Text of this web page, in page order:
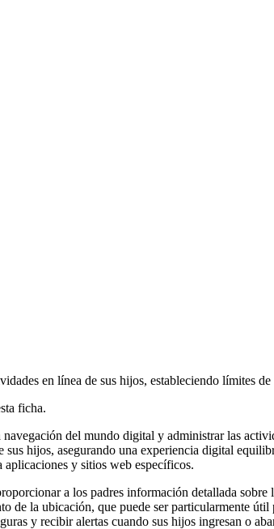
en línea de sus hijos, estableciendo límites
ficha.
del mundo digital y administrar las
hijos, asegurando una experiencia digital
y sitios web específicos.
a los padres información detallada
la ubicación, que puede ser particularmente
y recibir alertas cuando sus hijos ingresan o